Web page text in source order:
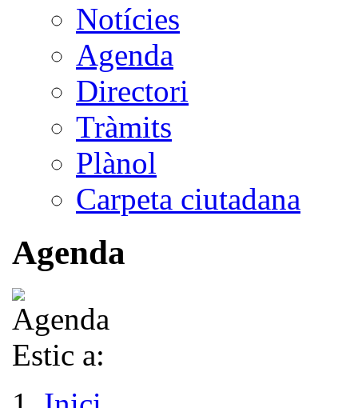
Notícies
Agenda
Directori
Tràmits
Plànol
Carpeta ciutadana
Agenda
Estic a: